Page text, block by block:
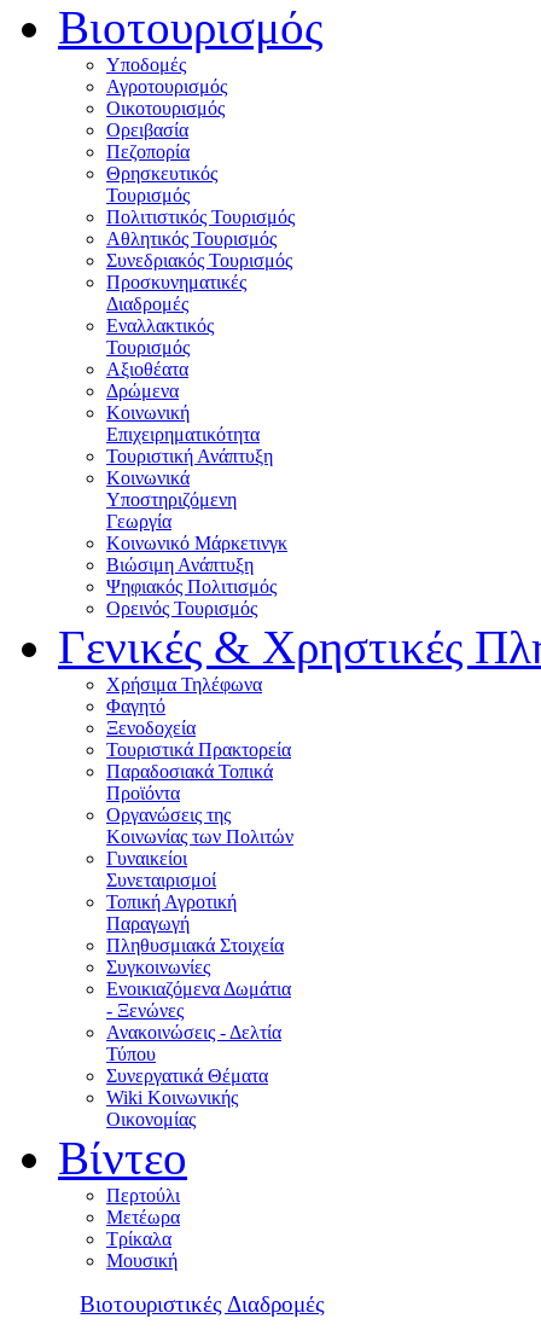
Βιοτουρισμός
Υποδομές
Αγροτουρισμός
Οικοτουρισμός
Ορειβασία
Πεζοπορία
Θρησκευτικός
Τουρισμός
Πολιτιστικός Τουρισμός
Αθλητικός Τουρισμός
Συνεδριακός Τουρισμός
Προσκυνηματικές
Διαδρομές
Εναλλακτικός
Τουρισμός
Αξιοθέατα
Δρώμενα
Κοινωνική
Επιχειρηματικότητα
Τουριστική Ανάπτυξη
Κοινωνικά
Υποστηριζόμενη
Γεωργία
Κοινωνικό Μάρκετινγκ
Βιώσιμη Ανάπτυξη
Ψηφιακός Πολιτισμός
Ορεινός Τουρισμός
Γενικές & Χρηστικές
Χρήσιμα Τηλέφωνα
Φαγητό
Ξενοδοχεία
Τουριστικά Πρακτορεία
Παραδοσιακά Τοπικά
Προϊόντα
Οργανώσεις της
Κοινωνίας των Πολιτών
Γυναικείοι
Συνεταιρισμοί
Τοπική Αγροτική
Παραγωγή
Πληθυσμιακά Στοιχεία
Συγκοινωνίες
Ενοικιαζόμενα Δωμάτια
- Ξενώνες
Ανακοινώσεις - Δελτία
Τύπου
Συνεργατικά Θέματα
Wiki Κοινωνικής
Οικονομίας
Βίντεο
Περτούλι
Μετέωρα
Τρίκαλα
Μουσική
Βιοτουριστικές Διαδρομές